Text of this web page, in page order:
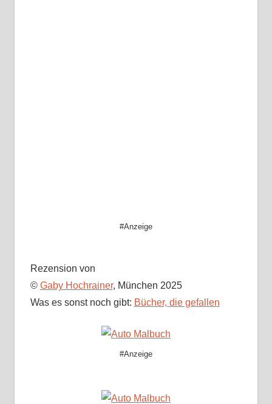
#Anzeige
Rezension von
© Gaby Hochrainer, München 2025
Was es sonst noch gibt: Bücher, die gefallen
#Anzeige